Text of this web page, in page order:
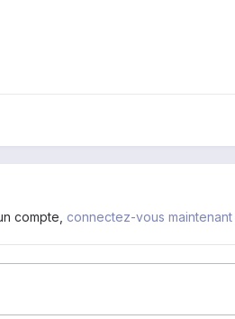
compte, connectez-vous maintenant